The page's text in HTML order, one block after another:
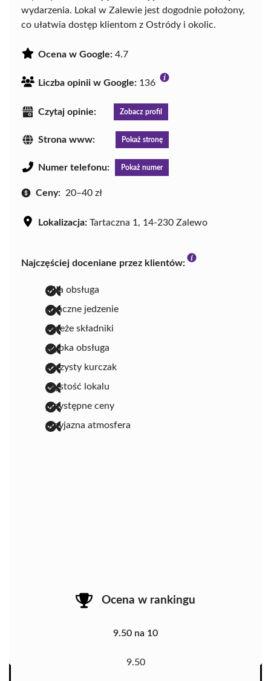
wydarzenia. Lokal w Zalewie jest dogodnie położony,
co ułatwia dostęp klientom z Ostródy i okolic.
Ocena w Google: 4.7
Liczba opinii w Google: 136
Czytaj opinie: Zobacz profil
Strona www: Pokaż stronę
Numer telefonu: Pokaż numer
Ceny: 20–40 zł
Lokalizacja: Tartaczna 1, 14-230 Zalewo
Najczęściej doceniane przez klientów:
miła obsługa
smaczne jedzenie
świeże składniki
szybka obsługa
soczysty kurczak
czystość lokalu
przystępne ceny
przyjazna atmosfera
Ocena w rankingu
9.50 na 10
9.50